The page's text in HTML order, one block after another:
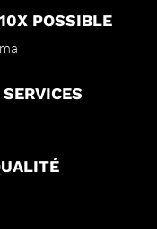
POSSIBLE